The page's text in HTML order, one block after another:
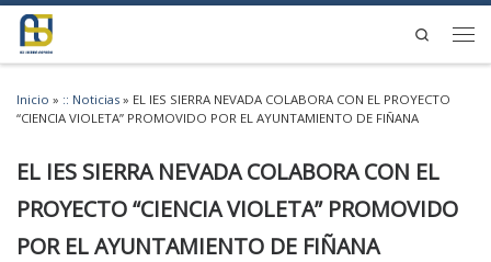
Saltar al contenido
Search
Inicio » :: Noticias » EL IES SIERRA NEVADA COLABORA CON EL PROYECTO
“CIENCIA VIOLETA” PROMOVIDO POR EL AYUNTAMIENTO DE FIÑANA
EL IES SIERRA NEVADA COLABORA CON EL
PROYECTO “CIENCIA VIOLETA” PROMOVIDO
POR EL AYUNTAMIENTO DE FIÑANA